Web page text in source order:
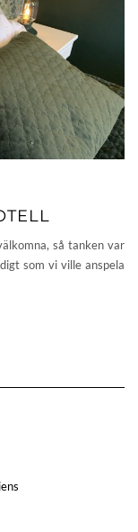
så tanken var
som vi ville anspela